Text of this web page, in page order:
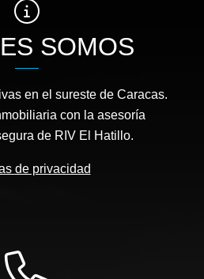
SOMOS
en el sureste de Caracas.
con la asesoría
de RIV El Hatillo.
de privacidad